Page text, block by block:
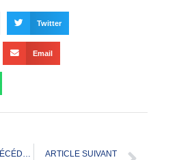
Twitter
Email
ARTICLE PRÉCÉDENT ARTICLE SUIVANT